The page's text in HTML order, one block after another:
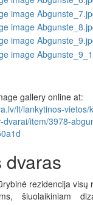
gallery online at:
lt/lankytinos-vietos/
item/3978-
dvaras
rezidencija visų
šiuolaikiniam